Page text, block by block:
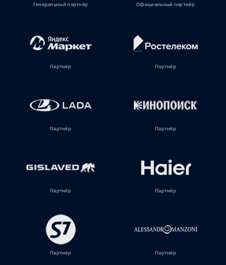
Генеральный партнёр Официальный партнёр
Партнёр Партнёр
Партнёр Партнёр
Партнёр Партнёр
Партнёр Партнёр